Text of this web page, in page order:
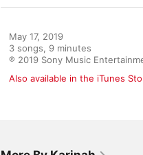
May 17, 2019
3 songs, 9 minutes
℗ 2019 Sony Music
Also available in the iTunes